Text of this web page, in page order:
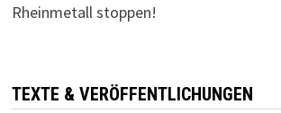
Rheinmetall stoppen!
TEXTE & VERÖFFENTLICHUNGEN